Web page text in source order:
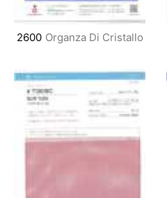
2600 Organza Di Cristallo